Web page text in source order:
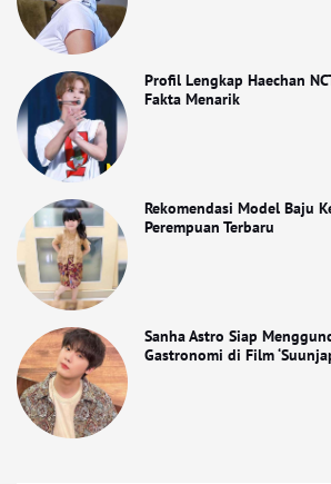
Profil Lengkap Haechan
Fakta Menarik
Rekomendasi Model Baju
Perempuan Terbaru
Sanha Astro Siap
Gastronomi di Film